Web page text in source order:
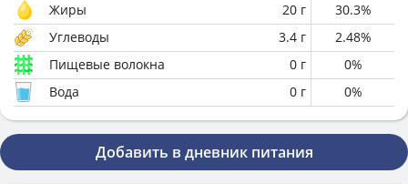
Жиры
20 г 30.3%
Углеводы
3.4 г 2.48%
Пищевые волокна
0 г 0%
Вода
0 г 0%
Добавить в дневник питания